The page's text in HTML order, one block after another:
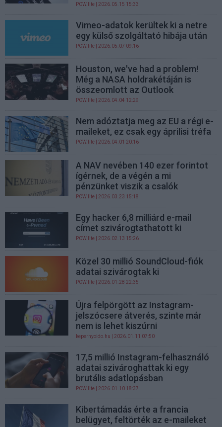
PCW.lite | 2026.05.15 15:33
Vimeo-adatok kerültek ki a netre
egy külső szolgáltató hibája után
PCW.lite | 2026.05.07 09:16
Houston, we've had a problem!
Még a NASA holdrakétáján is
összeomlott az Outlook
PCW.lite | 2026.04.04 12:29
Nem adóztatja meg az EU a régi e-
maileket, ez csak egy áprilisi tréfa
PCW.lite | 2026.04.01 20:16
A NAV nevében 140 ezer forintot
ígérnek, de a végén a mi
pénzünket viszik a csalók
PCW.lite | 2026.03.23 15:18
Egy hacker 6,8 milliárd e-mail
címet szivárogtathatott ki
PCW.lite | 2026.02.13 15:26
Közel 30 millió SoundCloud-fiók
adatai szivárogtak ki
PCW.lite | 2026.01.28 22:35
Újra felpörgött az Instagram-
jelszócsere átverés, szinte már
nem is lehet kiszúrni
kepernyoido.hu | 2026.01.11 07:50
17,5 millió Instagram-felhasználó
adatai szivároghattak ki egy
brutális adatlopásban
PCW.lite | 2026.01.10 18:37
Kibertámadás érte a francia
belügyet, feltörték az e-maileket